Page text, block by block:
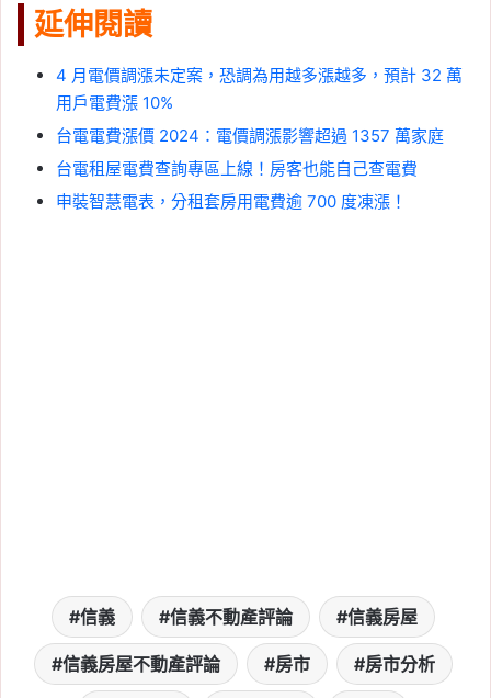
延伸閱讀
4 月電價調漲未定案，恐調為用越多漲越多，預計 32 萬
用戶電費漲 10%
台電電費漲價 2024：電價調漲影響超過 1357 萬家庭
台電租屋電費查詢專區上線！房客也能自己查電費
申裝智慧電表，分租套房用電費逾 700 度凍漲！
信義 信義不動產評論 信義房屋
信義房屋不動產評論 房市 房市分析